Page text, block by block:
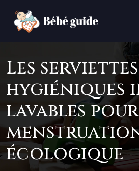
Les serviettes
hygiéniques
lavables
écologique